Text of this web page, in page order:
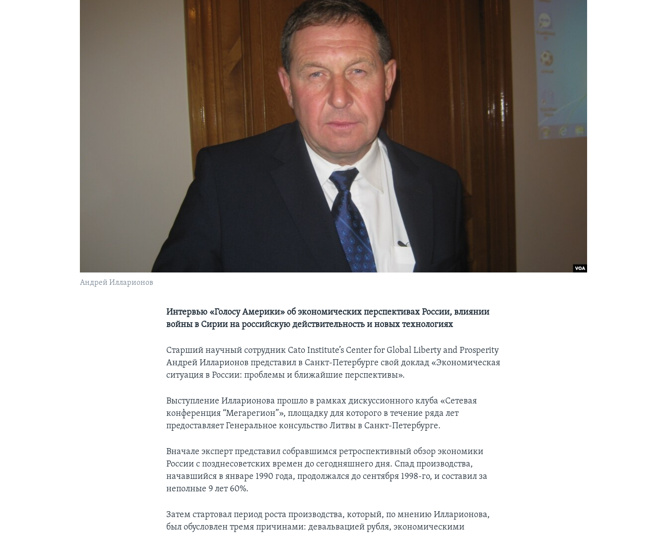
Андрей Илларионов
Интервью «Голосу Америки» об экономических перспективах России, влиянии
войны в Сирии на российскую действительность и новых технологиях
Старший научный сотрудник Cato Institute’s Center for Global Liberty and Prosperity
Андрей Илларионов представил в Санкт-Петербурге свой доклад «Экономическая
ситуация в России: проблемы и ближайшие перспективы».
Выступление Илларионова прошло в рамках дискуссионного клуба «Сетевая
конференция “Мегарегион”», площадку для которого в течение ряда лет
предоставляет Генеральное консульство Литвы в Санкт-Петербурге.
Вначале эксперт представил собравшимся ретроспективный обзор экономики
России с позднесоветских времен до сегодняшнего дня. Спад производства,
начавшийся в январе 1990 года, продолжался до сентября 1998-го, и составил за
неполные 9 лет 60%.
Затем стартовал период роста производства, который, по мнению Илларионова,
был обусловлен тремя причинами: девальвацией рубля, экономическими